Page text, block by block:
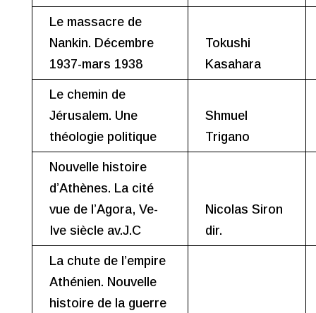
Le massacre de
Nankin. Décembre
1937-mars 1938
Tokushi
Kasahara
Le chemin de
Jérusalem. Une
théologie politique
Shmuel
Trigano
Nouvelle histoire
d’Athènes. La cité
vue de l’Agora, Ve-
Ive siècle av.J.C
Nicolas Siron
dir.
La chute de l’empire
Athénien. Nouvelle
histoire de la guerre